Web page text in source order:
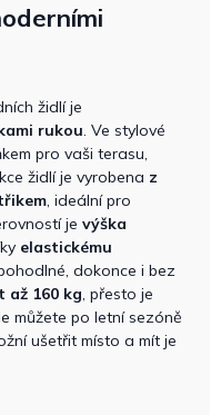
židlí je
rukou. Ve stylové
pro vaši terasu,
židlí je vyrobena z
, ideální pro
je výška
elastickému
dokonce i bez
až 160 kg, přesto je
můžete po letní sezóně
ušetřit místo a mít je